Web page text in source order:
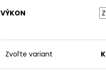
VÝKON
Zvoľte variant